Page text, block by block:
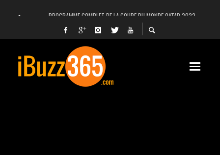
PROGRAMME COMPLET DE LA COUPE DU MONDE QATAR 2022
FACEBOOK, INSTAGRAM ET WHATSAPP HORS SERVICE! EST-CE UNE CYBER-
UNE VIDÉO 4K MONTRE LA PLANÈTE MARS EN ULTRA-HAUTE DÉFINITION
LANCEMENT DU PREMIER VOL HABITÉ DE SPACEX
DÉCÈS DE L’EX-PRÉSIDENT ZINE EL ABIDINE BEN ALI, SERA-T-IL ENTERRÉ EN